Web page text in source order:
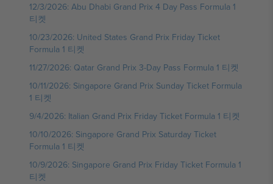
12/3/2026: Abu Dhabi Grand Prix 4 Day Pass Formula 1
티켓
10/23/2026: United States Grand Prix Friday Ticket
Formula 1 티켓
11/27/2026: Qatar Grand Prix 3-Day Pass Formula 1 티켓
10/11/2026: Singapore Grand Prix Sunday Ticket Formula
1 티켓
9/4/2026: Italian Grand Prix Friday Ticket Formula 1 티켓
10/10/2026: Singapore Grand Prix Saturday Ticket
Formula 1 티켓
10/9/2026: Singapore Grand Prix Friday Ticket Formula 1
티켓